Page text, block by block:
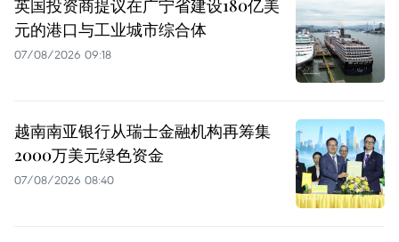
英国投资商提议在广宁省建设180亿美
元的港口与工业城市综合体
07/08/2026 09:18
越南南亚银行从瑞士金融机构再筹集
2000万美元绿色资金
07/08/2026 08:40